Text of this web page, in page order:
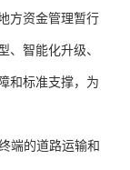
方资金管理暂行
、智能化升级、
和标准支撑，为
端的道路运输和